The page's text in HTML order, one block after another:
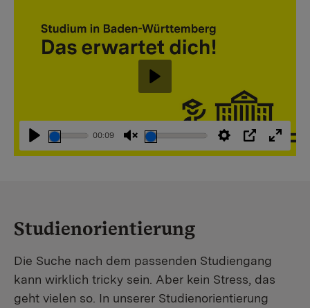
Abspielen
00:09
StummschaltungEinstellungen
PIP
Abspielen
Studienorientierung
Die Suche nach dem passenden Studiengang
kann wirklich tricky sein. Aber kein Stress, das
geht vielen so. In unserer Studienorientierung